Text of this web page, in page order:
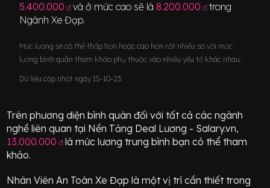
5.400.000 đ và ở mức cao sẽ là8.200.000 đ trong
NgànhXe Đạp.
Mức lương sẽ có thể thấp hơn hoặc cao hơn rất nhiều so với mức
lương bình quân tham khảo phụ thuộc vào nhiều yếu tố khác nhau.
Dữ liệu cập nhật ngày 15-10-23.
Trên phương diện bình quân đối với tất cả các ngành
nghề liên quan tại Nền Tảng Deal Lương - Salary.vn,
13.000.000 đlà mức lương trung bình bạn có thể tham
khảo.
Nhân Viên An Toàn Xe Đạp là một vị trícần thiết trong